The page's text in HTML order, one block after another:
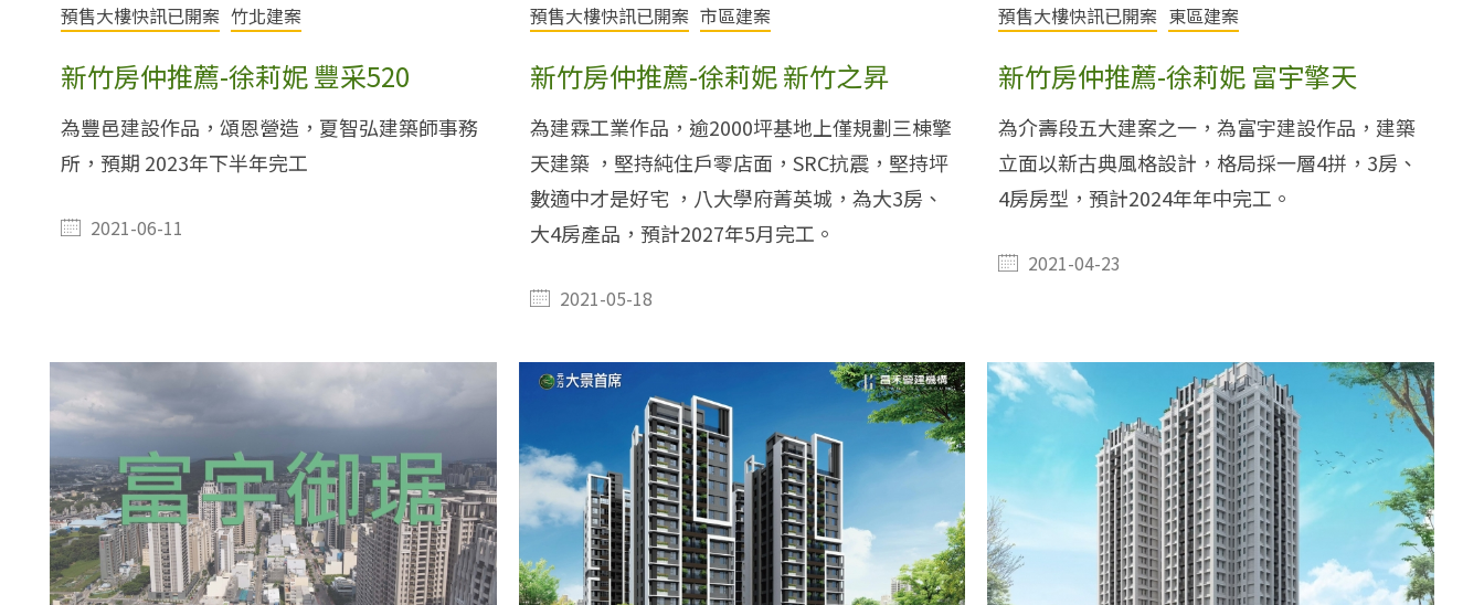
預售大樓快訊已開案 竹北建案
新竹房仲推薦-徐莉妮 豐采520
為豐邑建設作品，頌恩營造，夏智弘建築師事務
所，預期 2023年下半年完工
2021-06-11
預售大樓快訊已開案 市區建案
新竹房仲推薦-徐莉妮 新竹之昇
為建霖工業作品，逾2000坪基地上僅規劃三棟擎
天建築 ，堅持純住戶零店面，SRC抗震，堅持坪
數適中才是好宅 ，八大學府菁英城，為大3房、
大4房產品，預計2027年5月完工。
2021-05-18
預售大樓快訊已開案 東區建案
新竹房仲推薦-徐莉妮 富宇擎天
為介壽段五大建案之一，為富宇建設作品，建築
立面以新古典風格設計，格局採一層4拼，3房、
4房房型，預計2024年年中完工。
2021-04-23